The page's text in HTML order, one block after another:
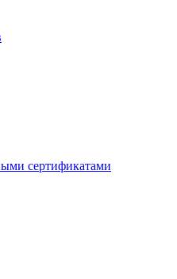
сертификатами